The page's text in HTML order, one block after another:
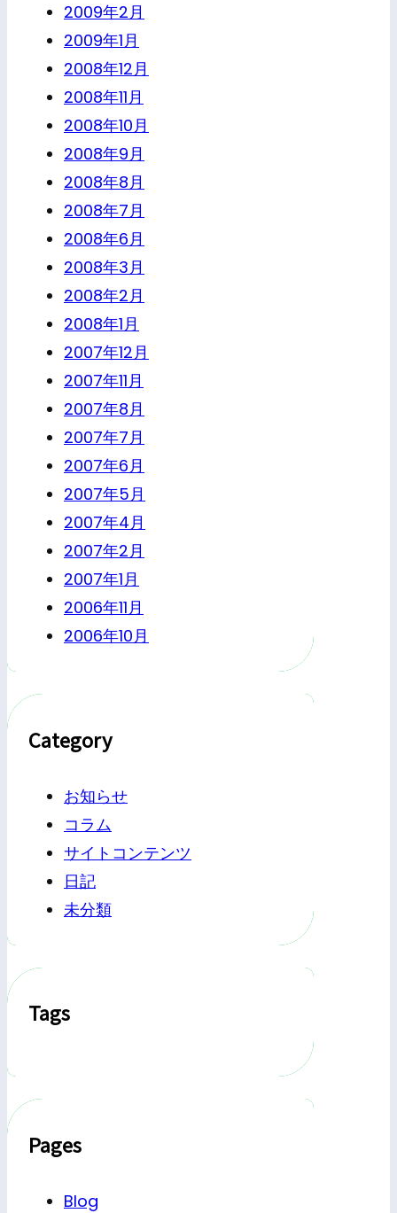
2009年2月
2009年1月
2008年12月
2008年11月
2008年10月
2008年9月
2008年8月
2008年7月
2008年6月
2008年3月
2008年2月
2008年1月
2007年12月
2007年11月
2007年8月
2007年7月
2007年6月
2007年5月
2007年4月
2007年2月
2007年1月
2006年11月
2006年10月
Category
お知らせ
コラム
サイトコンテンツ
日記
未分類
Tags
Pages
Blog